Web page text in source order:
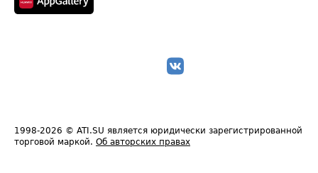
1998-2026 © ATI.SU является юридически зарегистрированной
торговой маркой. Об авторских правах